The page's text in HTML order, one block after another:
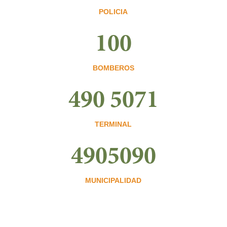
POLICIA
100
BOMBEROS
490 5071
TERMINAL
4905090
MUNICIPALIDAD